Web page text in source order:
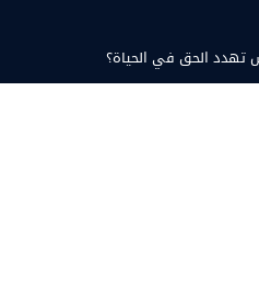
أوتار الحنين وشجن القوافي